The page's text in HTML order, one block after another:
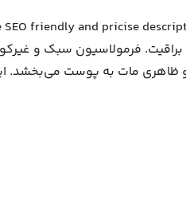
فرمولاسیون سبک و
ظاهری مات به پوست می‌بخشد.